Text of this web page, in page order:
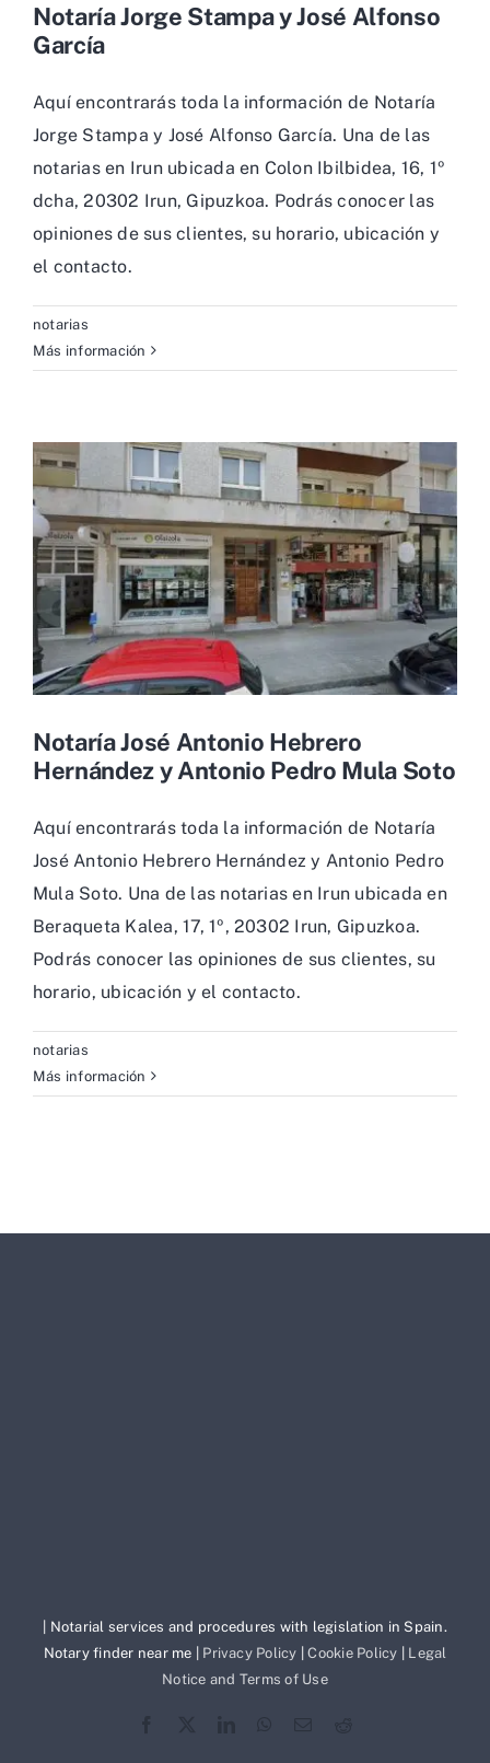
Notaría Jorge Stampa y José Alfonso
García
Aquí encontrarás toda la información de Notaría
Jorge Stampa y José Alfonso García. Una de las
notarias en Irun ubicada en Colon Ibilbidea, 16, 1º
dcha, 20302 Irun, Gipuzkoa. Podrás conocer las
opiniones de sus clientes, su horario, ubicación y
el contacto.
notarias
Más información
Notaría José Antonio Hebrero
Hernández y Antonio Pedro Mula Soto
Aquí encontrarás toda la información de Notaría
José Antonio Hebrero Hernández y Antonio Pedro
Mula Soto. Una de las notarias en Irun ubicada en
Beraqueta Kalea, 17, 1º, 20302 Irun, Gipuzkoa.
Podrás conocer las opiniones de sus clientes, su
horario, ubicación y el contacto.
notarias
Más información
| Notarial services and procedures with legislation in Spain.
Notary finder near me | Privacy Policy |Cookie Policy | Legal
Notice and Terms of Use